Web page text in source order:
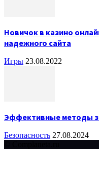
Новичок в казино
надежного сайта
Игры 23.08.2022
Эффективные методы
Безопасность 27.08.2024